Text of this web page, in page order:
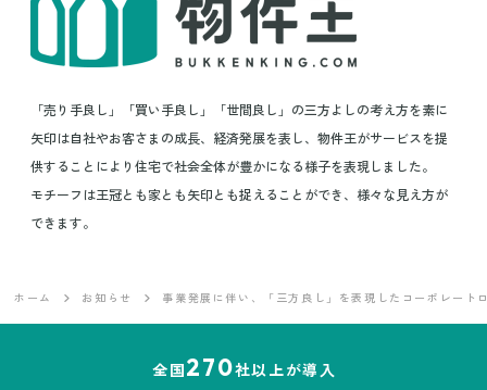
ホーム お知らせ 事業発展に伴い、「三方良し」を表現したコーポレート
「売り手良し」「買い手良し」「世間良し」の三方よしの考え方を素に
矢印は自社やお客さまの成長、経済発展を表し、物件王がサービスを提
供することにより住宅で社会全体が豊かになる様子を表現しました。
モチーフは王冠とも家とも矢印とも捉えることができ、様々な見え方が
できます。
全国270社以上が導入